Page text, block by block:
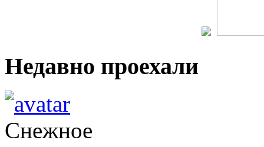
Недавно проехали
Снежное